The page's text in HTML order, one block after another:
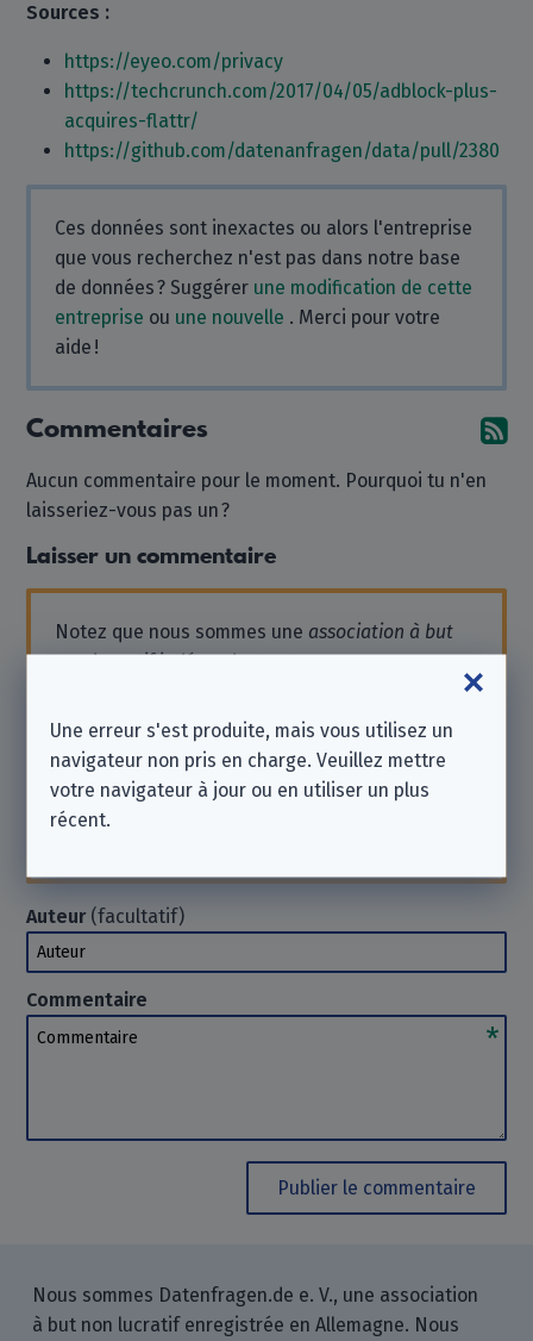
Sources :
https://eyeo.com/privacy
https://techcrunch.com/2017/04/05/adblock-plus-
acquires-flattr/
https://github.com/datenanfragen/data/pull/2380
Ces données sont inexactes ou alors l'entreprise
que vous recherchez n'est pas dans notre base
de données ? Suggérer une modification de cette
entreprise ou une nouvelle . Merci pour votre
aide !
Commentaires
Aucun commentaire pour le moment. Pourquoi tu n'en
laisseriez-vous pas un ?
Laisser un commentaire
Notez que nous sommes une association à but
non lucratif indépendanteet que nous ne
sommes affiliés à aucune des entreprises listées
ici.
Si vous souhaitez obtenir de l'aide ou envoyer
une demande, contactez l'entreprise
directement. Nous
Auteur(facultatif)
Auteur
Commentaire
Commentaire
Publier le commentaire
Nous sommes Datenfragen.de e. V., une association
à but non lucratif enregistrée en Allemagne. Nous
Une erreur s'est produite, mais vous utilisez un
navigateur non pris en charge. Veuillez mettre
votre navigateur à jour ou en utiliser un plus
récent.